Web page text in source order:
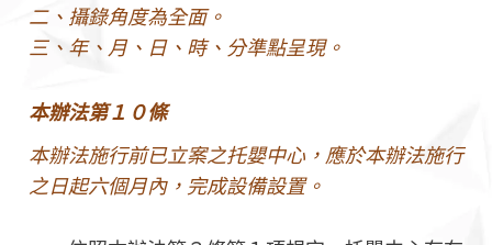
二、攝錄角度為全面。
三、年、月、日、時、分準點呈現。
本辦法第１０條
本辦法施行前已立案之托嬰中心，應於本辦法施行
之日起六個月內，完成設備設置。